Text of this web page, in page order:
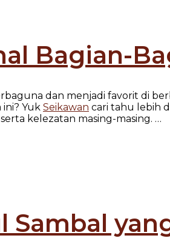
Bagian-
dan menjadi favorit di
Yuk Seikawan cari tahu lebih
kelezatan masing-masing. …
Sambal